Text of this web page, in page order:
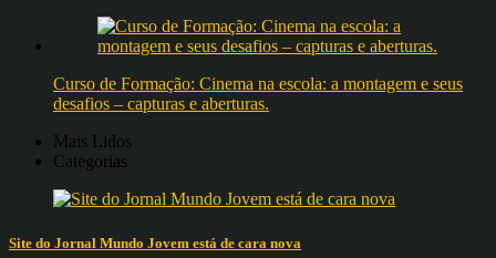
Curso de Formação: Cinema na escola: a montagem e seus
desafios – capturas e aberturas.
Mais Lidos
Categorias
Site do Jornal Mundo Jovem está de cara nova